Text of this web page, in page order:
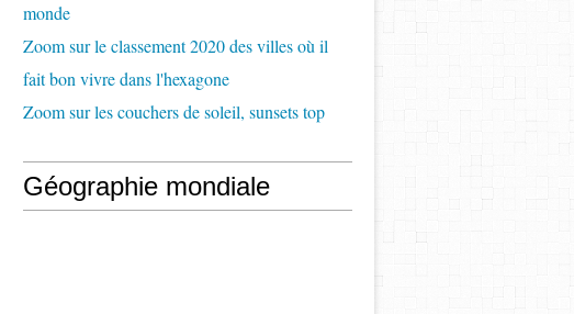
monde
Zoom sur le classement 2020 des villes où il
fait bon vivre dans l'hexagone
Zoom sur les couchers de soleil, sunsets top
Géographie mondiale